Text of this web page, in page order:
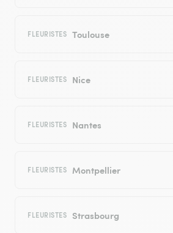
FLEURISTES Toulouse
FLEURISTES Nice
FLEURISTES Nantes
FLEURISTES Montpellier
FLEURISTES Strasbourg